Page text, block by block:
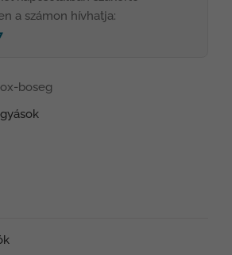
a számon hívhatja:
boseg